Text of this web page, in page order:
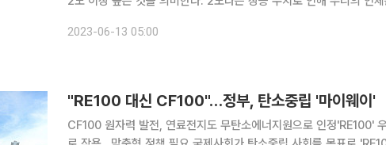
기후변화에 관한 정부 간 협의체(IPCC)에 따르면, 지구
2023-06-13 05:00
"RE100 대신 CF100"…정부, 탄소중립 '마이웨이'
CF100 원자력 발전, 연료전지도 무탄소에너지원으로 인정'RE100'